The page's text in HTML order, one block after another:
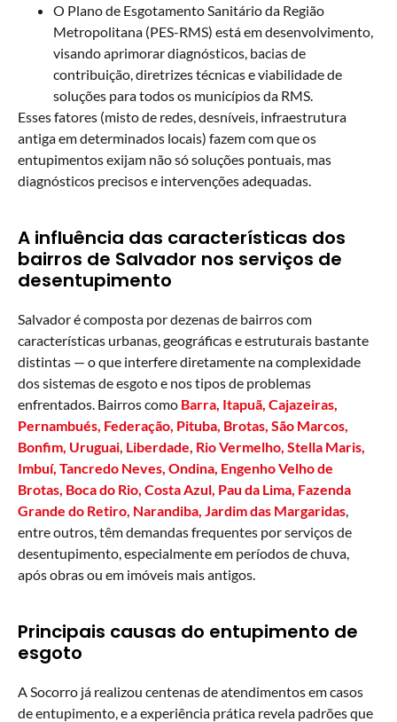
O Plano de Esgotamento Sanitário da Região
Metropolitana (PES-RMS) está em desenvolvimento,
visando aprimorar diagnósticos, bacias de
contribuição, diretrizes técnicas e viabilidade de
soluções para todos os municípios da RMS.
Esses fatores (misto de redes, desníveis, infraestrutura
antiga em determinados locais) fazem com que os
entupimentos exijam não só soluções pontuais, mas
diagnósticos precisos e intervenções adequadas.
A influência das características dos
bairros de Salvador nos serviços de
desentupimento
Salvador é composta por dezenas de bairros com
características urbanas, geográficas e estruturais bastante
distintas — o que interfere diretamente na complexidade
dos sistemas de esgoto e nos tipos de problemas
enfrentados. Bairros como Barra, Itapuã, Cajazeiras,
Pernambués, Federação, Pituba, Brotas, São Marcos,
Bonfim, Uruguai, Liberdade, Rio Vermelho, Stella Maris,
Imbuí, Tancredo Neves, Ondina, Engenho Velho de
Brotas, Boca do Rio, Costa Azul, Pau da Lima, Fazenda
Grande do Retiro, Narandiba, Jardim das Margaridas,
entre outros, têm demandas frequentes por serviços de
desentupimento, especialmente em períodos de chuva,
após obras ou em imóveis mais antigos.
Principais causas do entupimento de
esgoto
A Socorro já realizou centenas de atendimentos em casos
de entupimento, e a experiência prática revela padrões que